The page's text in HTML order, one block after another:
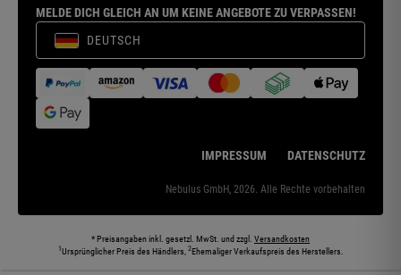
MELDE DICH GLEICH AN UM KEINE ANGEBOTE ZU VERPASSEN!
DEUTSCH
IMPRESSUM DATENSCHUTZ
Nebulus GmbH, 2026. Alle Rechte vorbehalten
* Preisangaben inkl. gesetzl. MwSt. und zzgl. Versandkosten
1Ursprünglicher Preis des Händlers, 2Ehemaliger Verkaufspreis des Herstellers.